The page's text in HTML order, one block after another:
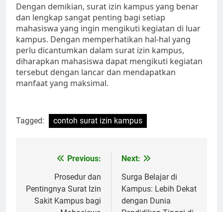
Dengan demikian, surat izin kampus yang benar
dan lengkap sangat penting bagi setiap
mahasiswa yang ingin mengikuti kegiatan di luar
kampus. Dengan memperhatikan hal-hal yang
perlu dicantumkan dalam surat izin kampus,
diharapkan mahasiswa dapat mengikuti kegiatan
tersebut dengan lancar dan mendapatkan
manfaat yang maksimal.
Tagged: contoh surat izin kampus
navigation
Previous:
Prosedur dan
Pentingnya Surat Izin
Sakit Kampus bagi
Next:
Surga Belajar di
Kampus: Lebih Dekat
dengan Dunia